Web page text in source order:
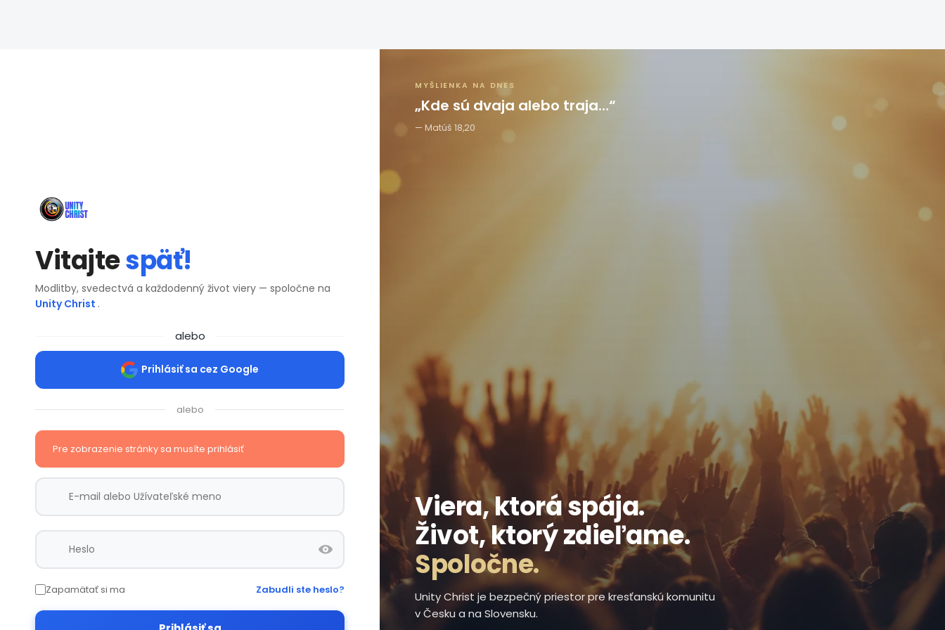
Vitajtespäť!
Modlitby, svedectvá a každodenný život viery — spoločne na
Unity Christ .
alebo
Prihlásiť sa cez Google
alebo
Pre zobrazenie stránky sa musíte prihlásiť
Zapamätať si ma Zabudli ste heslo?
Viera, ktorá spája.
Život, ktorý zdieľame.
Spoločne.
Unity Christ je bezpečný priestor pre kresťanskú komunitu
v Česku a na Slovensku.
MYŠLIENKA NA DNES
„Kde sú dvaja alebo traja…“
Matúš 18,20